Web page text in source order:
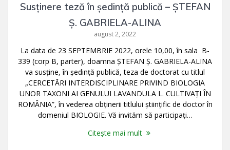
Susținere teză în ședință publică – ŞTEFAN
Ş. GABRIELA-ALINA
august 2, 2022
La data de 23 SEPTEMBRIE 2022, orele 10,00, în sala B-
339 (corp B, parter), doamna ŞTEFAN Ş. GABRIELA-ALINA
va susţine, în şedinţă publică, teza de doctorat cu titlul
„CERCETĂRI INTERDISCIPLINARE PRIVIND BIOLOGIA
UNOR TAXONI AI GENULUI LAVANDULA L. CULTIVAŢI ÎN
ROMÂNIA”, în vederea obţinerii titlului ştiinţific de doctor în
domeniul BIOLOGIE. Vă invităm să participaţi…
Citește mai mult